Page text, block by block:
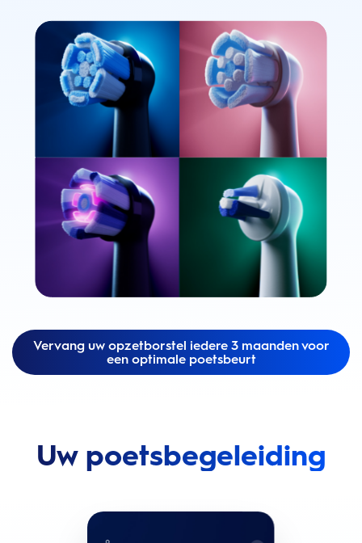
Vervang uw opzetborstel iedere 3 maanden voor
een optimale poetsbeurt
Uw poetsbegeleiding